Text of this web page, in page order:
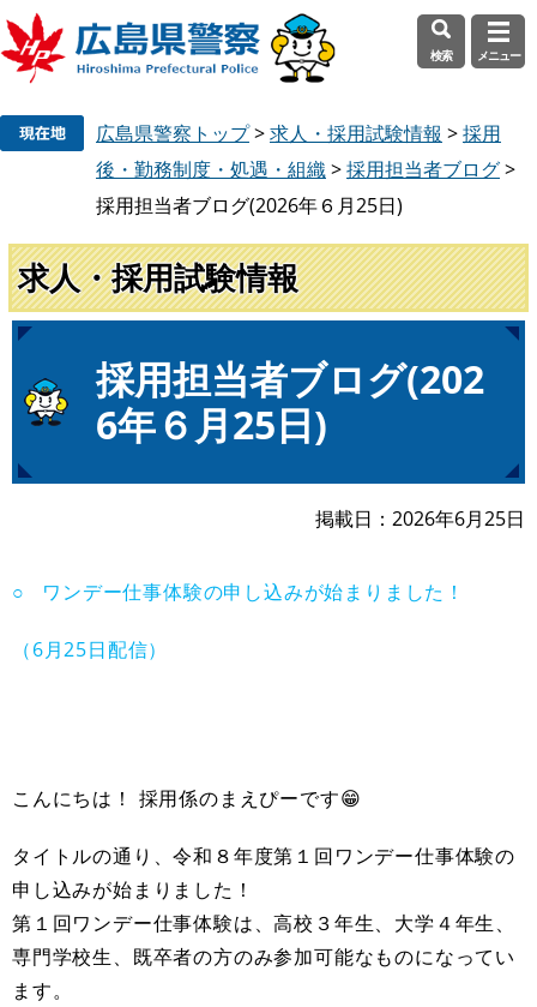
頭
で
す
。
飛
ば
し
て
検索 メニュー
広島県警察トップ>求人・採用試験情報 >採用
後・勤務制度・処遇・組織>採用担当者ブログ>
採用担当者ブログ(2026年６月25日)
求人・採用試験情報
文
採用担当者ブログ(202
6年６月25日)
掲載日 2026年6月25日
○ ワンデー仕事体験の申し込みが始まりました！
（6月25日配信）
こんにちは！ 採用係のまえぴーです😁
タイトルの通り、令和８年度第１回ワンデー仕事体験の
申し込みが始まりました！
第１回ワンデー仕事体験は、高校３年生、大学４年生、
専門学校生、既卒者の方のみ参加可能なものになってい
ます。